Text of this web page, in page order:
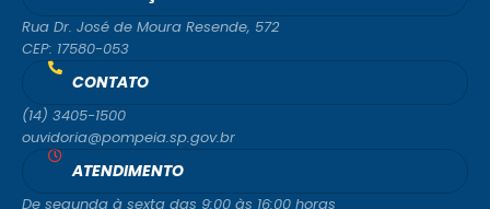
Rua Dr. José de Moura Resende, 572
CEP: 17580-053
CONTATO
(14) 3405-1500
ouvidoria@pompeia.sp.gov.br
ATENDIMENTO
De segunda à sexta das 9:00 às 16:00 horas